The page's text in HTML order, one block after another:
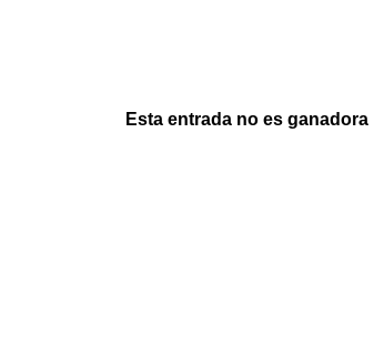
Esta entrada no es ganadora